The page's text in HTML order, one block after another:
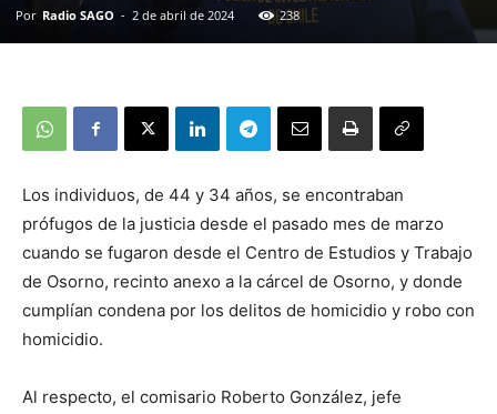
Por Radio SAGO - 2 de abril de 2024 238
Los individuos, de 44 y 34 años, se encontraban
prófugos de la justicia desde el pasado mes de marzo
cuando se fugaron desde el Centro de Estudios y Trabajo
de Osorno, recinto anexo a la cárcel de Osorno, y donde
cumplían condena por los delitos de homicidio y robo con
homicidio.
Al respecto, el comisario Roberto González, jefe